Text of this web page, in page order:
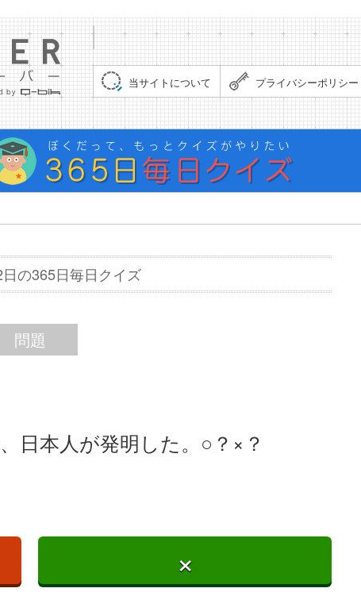
当サイトについて プライバシーポリシー
の365日毎日クイズ
問題
日本人が発明した。○？×？
×